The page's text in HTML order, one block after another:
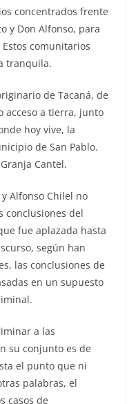
concentrados frente
y Don Alfonso, para
comunitarios
tranquila.
de Tacaná, de
acceso a tierra, junto
hoy vive, la
de San Pablo.
Cantel.
Alfonso Chilel no
conclusiones del
fue aplazada hasta
según han
las conclusiones de
en un supuesto
a las
su conjunto es de
el punto que ni
palabras, el
casos de